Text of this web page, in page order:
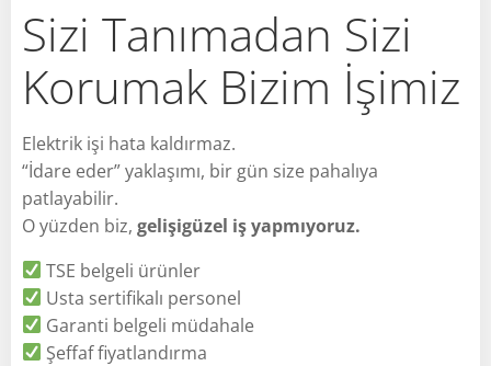
Sizi Tanımadan Sizi
Korumak Bizim İşimiz
Elektrik işi hata kaldırmaz.
“İdare eder” yaklaşımı, bir gün size pahalıya
patlayabilir.
O yüzden biz, gelişigüzel iş yapmıyoruz.
TSE belgeli ürünler
Usta sertifikalı personel
Garanti belgeli müdahale
Şeffaf fiyatlandırma